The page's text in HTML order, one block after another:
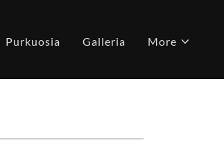
Purkuosia Galleria More